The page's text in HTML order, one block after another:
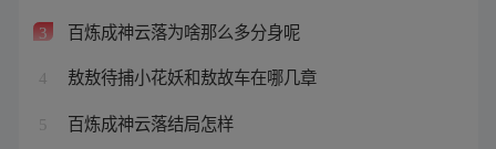
3 百炼成神云落为啥那么多分身呢
4 敖敖待捕小花妖和敖故车在哪几章
5 百炼成神云落结局怎样